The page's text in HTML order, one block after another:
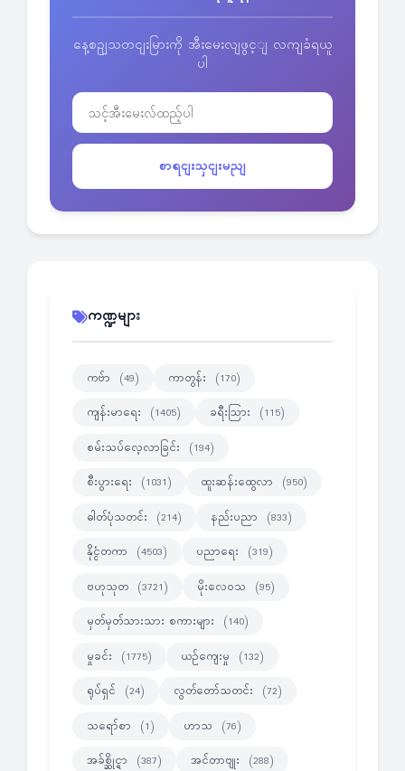
နေ့စဥျသတငျးမြားကို အီးမေးလျဖွင့ျ လကျခံရယူ
ပါ
စာရငျးသှငျးမညျ
ကဏ္ဍများ
ကဗ်ာ (49) ကာတွန်း (170)
ကျန်းမာရေး (1405) ခရီးသြား (115)
စမ်းသပ်လေ့လာခြင်း (194)
စီးပွားရေး (1031) ထူးဆန်းထွေလာ (950)
ဓါတ်ပုံသတင်း (214) နည်းပညာ (833)
နိုင္ငံတကာ (4503) ပညာရေး (319)
ဗဟုသုတ (3721) မိုးလေဝသ (95)
မှတ်မှတ်သားသား စကားများ (140)
မှုခင်း (1775) ယဉ်ကျေးမှု (132)
ရုပ်ရှင် (24) လွတ်တော်သတင်း (72)
သရော်စာ (1) ဟာသ (76)
အခ်စ္ဆိုင္ရာ (387) အင်တာဗျုး (288)